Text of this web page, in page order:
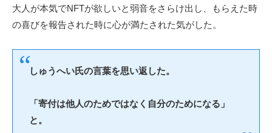
大人が本気でNFTが欲しいと弱音をさらけ出し、もらえた時
の喜びを報告された時に心が満たされた気がした。
しゅうへい氏の言葉を思い返した。
「寄付は他人のためではなく自分のためになる」
と。